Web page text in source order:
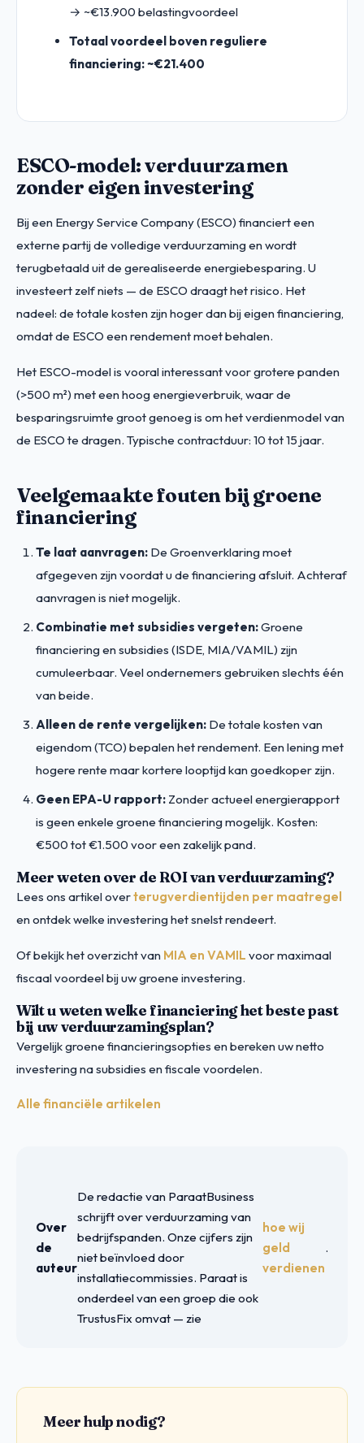
→ ~€13.900 belastingvoordeel
Totaal voordeel boven reguliere
financiering: ~€21.400
ESCO-model: verduurzamen
zonder eigen investering
Bij een Energy Service Company (ESCO) financiert een
externe partij de volledige verduurzaming en wordt
terugbetaald uit de gerealiseerde energiebesparing. U
investeert zelf niets — de ESCO draagt het risico. Het
nadeel: de totale kosten zijn hoger dan bij eigen financiering,
omdat de ESCO een rendement moet behalen.
Het ESCO-model is vooral interessant voor grotere panden
(>500 m²) met een hoog energieverbruik, waar de
besparingsruimte groot genoeg is om het verdienmodel van
de ESCO te dragen. Typische contractduur: 10 tot 15 jaar.
Veelgemaakte fouten bij groene
financiering
Te laat aanvragen: De Groenverklaring moet
afgegeven zijn voordat u de financiering afsluit. Achteraf
aanvragen is niet mogelijk.
Combinatie met subsidies vergeten:Groene
financiering en subsidies (ISDE, MIA/VAMIL) zijn
cumuleerbaar. Veel ondernemers gebruiken slechts één
van beide.
Alleen de rente vergelijken: De totale kosten van
eigendom (TCO) bepalen het rendement. Een lening met
hogere rente maar kortere looptijd kan goedkoper zijn.
Geen EPA-U rapport: Zonder actueel energierapport
is geen enkele groene financiering mogelijk. Kosten:
€500 tot €1.500 voor een zakelijk pand.
Meer weten over de ROI van verduurzaming?
Lees ons artikel overterugverdientijden per maatregel
en ontdek welke investering het snelst rendeert.
Of bekijk het overzicht van MIA en VAMIL voor maximaal
fiscaal voordeel bij uw groene investering.
Wilt u weten welke financiering het beste past
bij uw verduurzamingsplan?
Vergelijk groene financieringsopties en bereken uw netto
investering na subsidies en fiscale voordelen.
Alle financiële artikelen
Over
de
auteur
De redactie van ParaatBusiness
schrijft over verduurzaming van
bedrijfspanden. Onze cijfers zijn
niet beïnvloed door
installatiecommissies. Paraat is
onderdeel van een groep die ook
TrustusFix omvat — zie
hoe wij
geld
verdienen
.
Meer hulp nodig?